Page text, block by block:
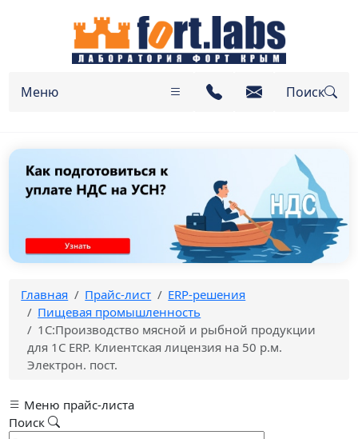
Меню Поиск
Главная Прайс-лист
ERP-решения
Пищевая промышленность
1C:Производство мясной и рыбной продукции
для 1С ERP. Клиентская лицензия на 50 р.м.
Электрон. пост.
Меню прайс-листа
Поиск